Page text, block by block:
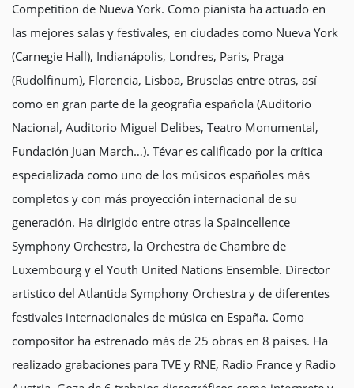
Competition de Nueva York. Como pianista ha actuado en
las mejores salas y festivales, en ciudades como Nueva York
(Carnegie Hall), Indianápolis, Londres, Paris, Praga
(Rudolfinum), Florencia, Lisboa, Bruselas entre otras, así
como en gran parte de la geografía española (Auditorio
Nacional, Auditorio Miguel Delibes, Teatro Monumental,
Fundación Juan March…). Tévar es calificado por la crítica
especializada como uno de los músicos españoles más
completos y con más proyección internacional de su
generación. Ha dirigido entre otras la Spaincellence
Symphony Orchestra, la Orchestra de Chambre de
Luxembourg y el Youth United Nations Ensemble. Director
artistico del Atlantida Symphony Orchestra y de diferentes
festivales internacionales de música en España. Como
compositor ha estrenado más de 25 obras en 8 países. Ha
realizado grabaciones para TVE y RNE, Radio France y Radio